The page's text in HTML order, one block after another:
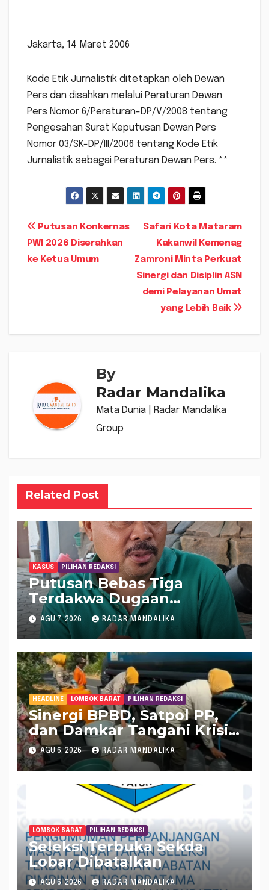
Jakarta, 14 Maret 2006
Kode Etik Jurnalistik ditetapkan oleh Dewan
Pers dan disahkan melalui Peraturan Dewan
Pers Nomor 6/Peraturan-DP/V/2008 tentang
Pengesahan Surat Keputusan Dewan Pers
Nomor 03/SK-DP/III/2006 tentang Kode Etik
Jurnalistik sebagai Peraturan Dewan Pers. **
Navigasi
pos
Safari Kota Mataram
Kakanwil Kemenag
Zamroni Minta Perkuat
Sinergi dan Disiplin ASN
demi Pelayanan Umat
yang Lebih Baik
Putusan Konkernas
PWI 2026 Diserahkan
ke Ketua Umum
By
Radar Mandalika
Mata Dunia | Radar Mandalika
Group
Related Post
KASUS PILIHAN REDAKSI
Putusan Bebas Tiga
Terdakwa Dugaan
Gratifikasi Dana “Siluman”
DPRD NTB, Najamudin
Sebut Putusan Hakim
Aneh dan Ganjil, Bakal
Lapor Hakim Tipikor
Mataram ke MA
AGU 7, 2026 RADAR MANDALIKA
HEADLINE LOMBOK BARAT PILIHAN REDAKSI
Sinergi BPBD, Satpol PP,
dan Damkar Tangani Krisis
Air Bersih di Lobar
AGU 6, 2026 RADAR MANDALIKA
LOMBOK BARAT PILIHAN REDAKSI
Seleksi Terbuka Sekda
Lobar Dibatalkan
AGU 6, 2026 RADAR MANDALIKA